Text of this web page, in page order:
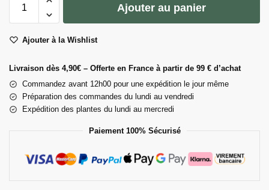
Ajouter au panier
Ajouter à la Wishlist
Livraison dès 4,90€ – Offerte en France à partir de 99 € d’achat
Commandez avant 12h00 pour une expédition le jour même
Préparation des commandes du lundi au vendredi
Expédition des plantes du lundi au mercredi
Paiement 100% Sécurisé